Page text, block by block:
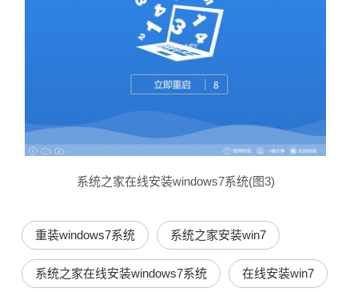
系统之家在线安装windows7系统(图3)
重装windows7系统 系统之家安装win7
系统之家在线安装windows7系统 在线安装win7